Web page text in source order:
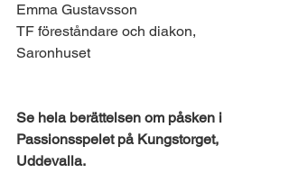
Emma Gustavsson
TF föreståndare och diakon,
Saronhuset
Se hela berättelsen om påsken i
Passionsspelet på Kungstorget,
Uddevalla.